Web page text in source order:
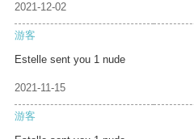
2021-12-02
游客
Estelle sent you 1 nude
2021-11-15
游客